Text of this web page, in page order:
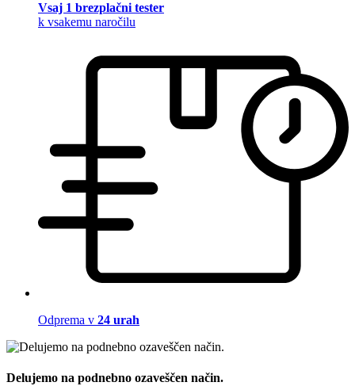
Vsaj 1 brezplačni tester
k vsakemu naročilu
Odprema v 24 urah
Delujemo na podnebno ozaveščen način.